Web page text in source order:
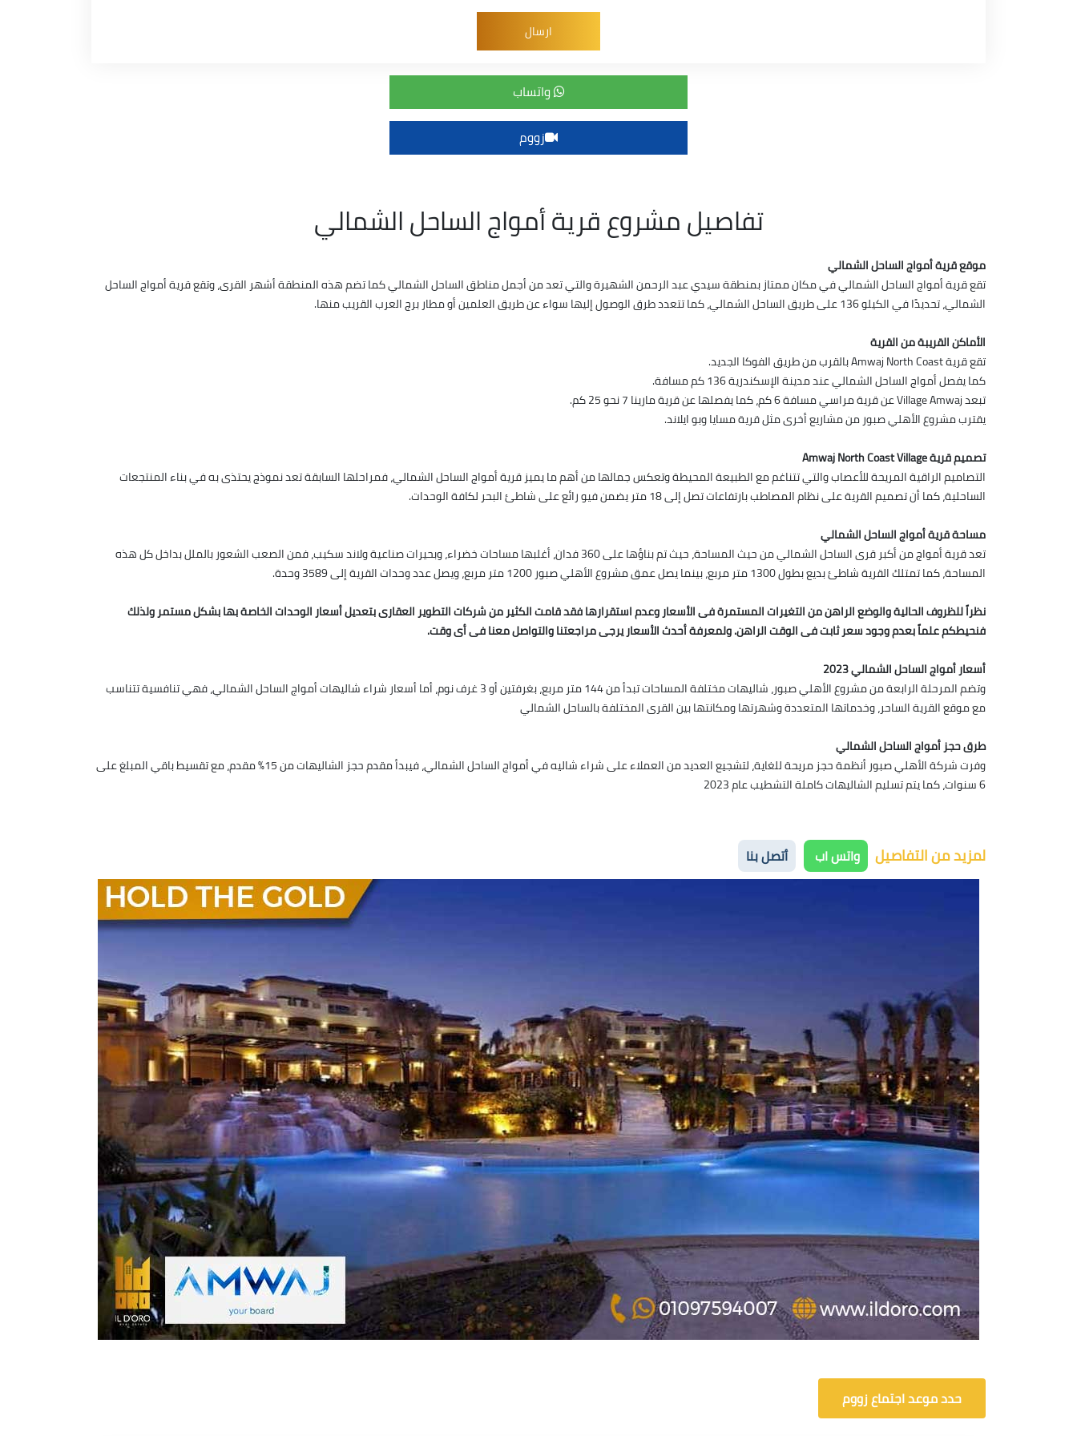
واتساب
زووم
تفاصيل مشروع قرية أمواج الساحل الشمالي
موقع قرية أمواج الساحل الشمالي
تقع قرية أمواج الساحل الشمالي في مكان ممتاز بمنطقة سيدي عبد الرحمن الشهيرة والتي تعد من أجمل مناطق الساحل الشمالي كما تضم هذه المنطقة أشهر القرى، وتقع قرية أمواج الساحل
الشمالي، تحديدًا في الكيلو 136 على طريق الساحل الشمالي، كما تتعدد طرق الوصول إليها سواء عن طريق العلمين أو مطار برج العرب القريب منها.
الأماكن القريبة من القرية
تقع قرية Amwaj North Coast بالقرب من طريق الفوكا الجديد.
كما يفصل أمواج الساحل الشمالي عند مدينة الإسكندرية 136 كم مسافة.
تبعد Village Amwaj عن قرية مراسي مسافة 6 كم، كما يفصلها عن قرية مارينا 7 نحو 25 كم.
يقترب مشروع الأهلي صبور من مشاريع أخرى مثل قرية مسايا وبو ايلاند.
تصميم قرية Amwaj North Coast Village
التصاميم الراقية المريحة للأعصاب والتي تتناغم مع الطبيعة المحيطة وتعكس جمالها من أهم ما يميز قرية أمواج الساحل الشمالي، فمراحلها السابقة تعد نموذج يحتذى به في بناء المنتجعات
الساحلية، كما أن تصميم القرية على نظام المصاطب بارتفاعات تصل إلى 18 متر يضمن فيو رائع على شاطئ البحر لكافة الوحدات.
مساحة قرية أمواج الساحل الشمالي
تعد قرية أمواج من أكبر قرى الساحل الشمالي من حيث المساحة، حيث تم بناؤها على 360 فدان، أغلبها مساحات خضراء، وبحيرات صناعية ولاند سكيب، فمن الصعب الشعور بالملل بداخل كل هذه
المساحة، كما تمتلك القرية شاطئ بديع بطول 1300 متر مربع، بينما يصل عمق مشروع الأهلي صبور 1200 متر مربع، ويصل عدد وحدات القرية إلى 3589 وحدة.
نظراً للظروف الحالية والوضع الراهن من التغيرات المستمرة فى الأسعار وعدم استقرارها فقد قامت الكثير من شركات التطوير العقارى بتعديل أسعار الوحدات الخاصة بها بشكل مستمر ولذلك
فنحيطكم علماً بعدم وجود سعر ثابت فى الوقت الراهن. ولمعرفة أحدث الأسعار يرجى مراجعتنا والتواصل معنا فى أى وقت.
أسعار أمواج الساحل الشمالي 2023
وتضم المرحلة الرابعة من مشروع الأهلي صبور، شاليهات مختلفة المساحات تبدأ من 144 متر مربع، بغرفتين أو 3 غرف نوم، أما أسعار شراء شاليهات أمواج الساحل الشمالي، فهي تنافسية تتناسب
مع موقع القرية الساحر، وخدماتها المتعددة وشهرتها ومكانتها بين القرى المختلفة بالساحل الشمالي
طرق حجز أمواج الساحل الشمالي
وفرت شركة الأهلي صبور أنظمة حجز مريحة للغاية، لتشجيع العديد من العملاء على شراء شاليه في أمواج الساحل الشمالي، فيبدأ مقدم حجز الشاليهات من 15% مقدم، مع تقسيط باقي المبلغ على
6 سنوات، كما يتم تسليم الشاليهات كاملة التشطيب عام 2023
لمزيد من التفاصيل واتس اب أتصل بنا
حدد موعد اجتماع زووم